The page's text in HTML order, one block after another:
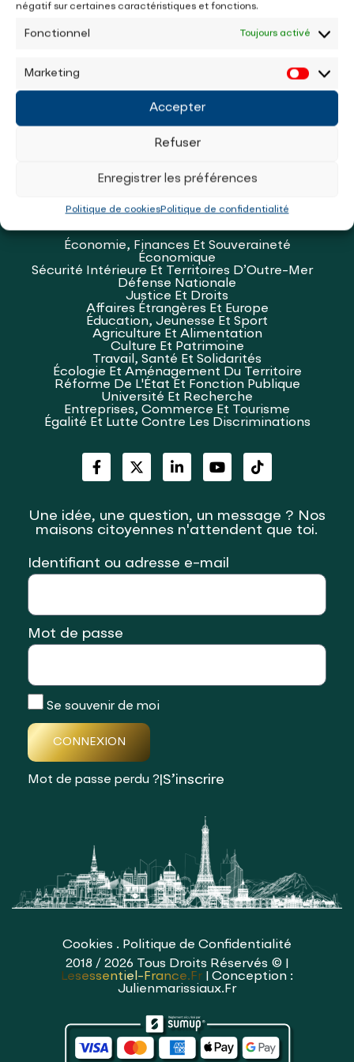
négatif sur certaines caractéristiques et fonctions.
Fonctionnel Toujours activé
Marketing
Accepter
Refuser
Enregistrer les préférences
Politique de cookiesPolitique de confidentialité
par vous, pour vous.
SOUTENIR LE COLLECTIF LES ESSENTIELS - FRANCE
POUR UNE FRANCE FIDÈLE À VOS
Économie, Finances Et Souveraineté
Économique
Sécurité Intérieure Et Territoires D’Outre-Mer
Défense Nationale
Justice Et Droits
Affaires Étrangères Et Europe
Éducation, Jeunesse Et Sport
Agriculture Et Alimentation
Culture Et Patrimoine
Travail, Santé Et Solidarités
Écologie Et Aménagement Du Territoire
Réforme De L'État Et Fonction Publique
Université Et Recherche
Entreprises, Commerce Et Tourisme
Égalité Et Lutte Contre Les Discriminations
Une idée, une question, un message ? Nos
maisons citoyennes n'attendent que toi.
Identifiant ou adresse e-mail
Mot de passe
Se souvenir de moi
CONNEXION
Mot de passe perdu ? S’inscrire
Cookies . Politique de Confidentialité
2018 / 2026 Tous Droits Réservés © |
Lesessentiel-France.fr
| Conception :
Julienmarissiaux.fr